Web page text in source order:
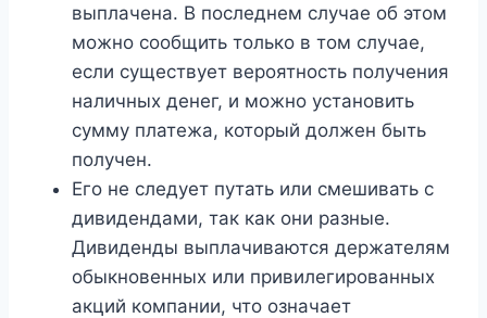
выплачена. В последнем случае об этом
можно сообщить только в том случае,
если существует вероятность получения
наличных денег, и можно установить
сумму платежа, который должен быть
получен.
Его не следует путать или смешивать с
дивидендами, так как они разные.
Дивиденды выплачиваются держателям
обыкновенных или привилегированных
акций компании, что означает